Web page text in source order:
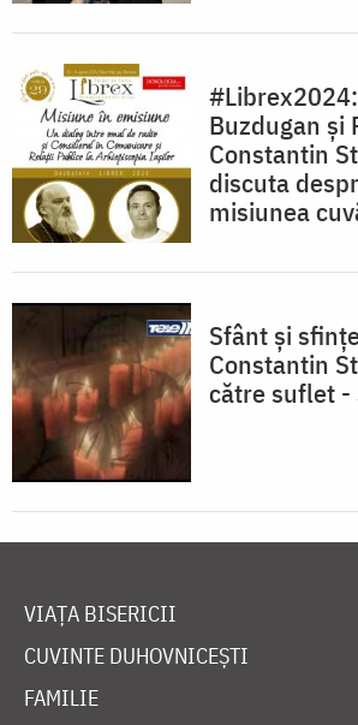
Buzdugan și
Constantin
discuta
misiunea
Sfânt și
Constantin
către suflet -
VIAȚA BISERICII
CUVINTE DUHOVNICEȘTI
FAMILIE